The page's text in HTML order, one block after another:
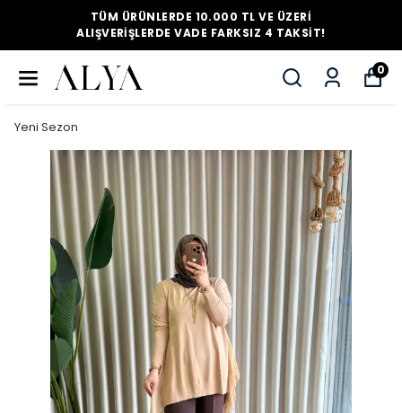
TÜM ÜRÜNLERDE 10.000 TL VE ÜZERI
ALIŞVERIŞLERDE VADE FARKSIZ 4 TAKSIT!
0
Yeni Sezon